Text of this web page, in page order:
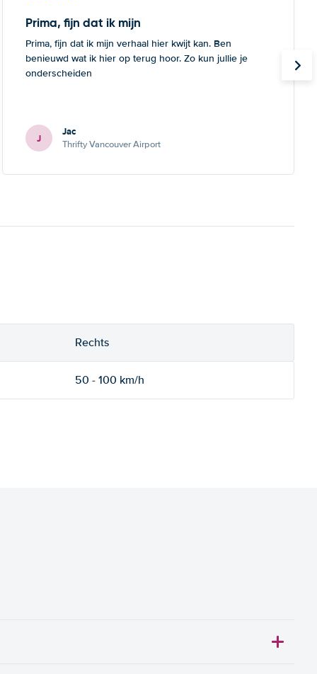
Prima, fijn dat ik mijn
Prima, fijn dat ik mijn verhaal hier kwijt kan. Ben
benieuwd wat ik hier op terug hoor. Zo kun jullie je
onderscheiden
J Jac
Thrifty Vancouver Airport
Rechts
50 - 100 km/h